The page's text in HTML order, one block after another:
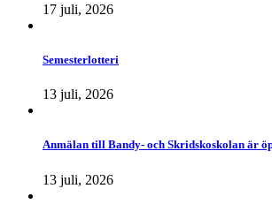
17 juli, 2026
Semesterlotteri
13 juli, 2026
Anmälan till Bandy- och Skridskoskolan är
13 juli, 2026